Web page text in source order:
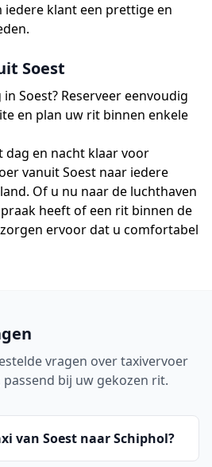
iedere klant een prettige en
Soest
Soest? Reserveer eenvoudig
en plan uw rit binnen enkele
dag en nacht klaar voor
vanuit Soest naar iedere
Of u nu naar de luchthaven
heeft of een rit binnen de
ervoor dat u comfortabel
vragen over taxivervoer
bij uw gekozen rit.
van Soest naar Schiphol?